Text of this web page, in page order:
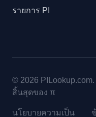
รายการ PI
© 2026 PILookup.com.
สิ้นสุดของ π
นโยบายความเป็น